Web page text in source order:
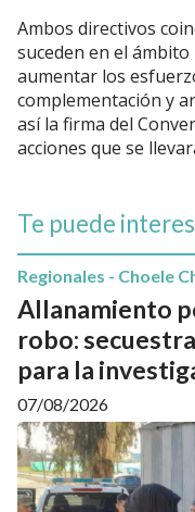
Ambos directivos
suceden en el
aumentar los
complementación y
así la firma del
acciones que se
Te puede
Allanamiento
robo:
para la
Regionales - Choele
07/08/2026